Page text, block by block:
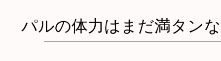
パルの体力はまだ満タン